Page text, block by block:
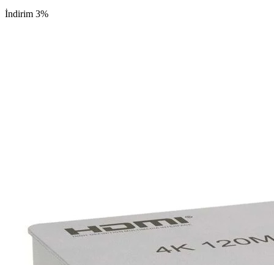
İndirim 3%